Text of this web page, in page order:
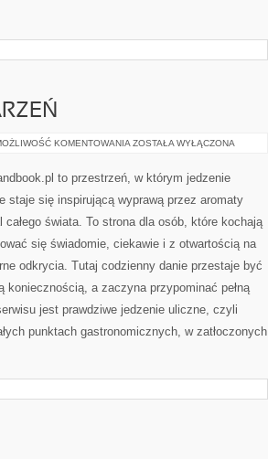
KOMENTOWANIA STREET
WYDARZEŃ
ZOSTAŁA WYŁĄCZONA
to przestrzeń, w którym jedzenie
staje się inspirującą wyprawą przez aromaty
całego świata. To strona dla osób, które kochają
się świadomie, ciekawie i z otwartością na
odkrycia. Tutaj codzienny danie przestaje być
koniecznością, a zaczyna przypominać pełną
jest prawdziwe jedzenie uliczne, czyli
punktach gastronomicznych, w zatłoczonych